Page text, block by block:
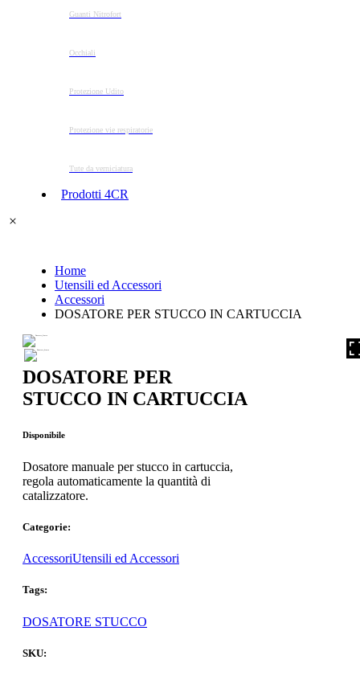
Guanti Nitrofort
Occhiali
Protezione Udito
Protezione vie respiratorie
Tute da verniciatura
Prodotti 4CR
Home
Utensili ed Accessori
Accessori
DOSATORE PER STUCCO IN CARTUCCIA
DOSATORE PER
STUCCO IN CARTUCCIA
Disponibile
Dosatore manuale per stucco in cartuccia,
regola automaticamente la quantità di
catalizzatore.
Categorie:
AccessoriUtensili ed Accessori
Tags:
DOSATORE STUCCO
SKU: